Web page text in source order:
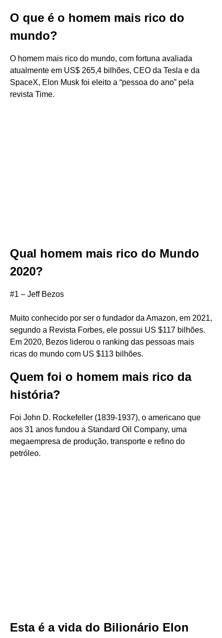
O que é o homem mais rico do
mundo?
O homem mais rico do mundo, com fortuna avaliada
atualmente em US$ 265,4 bilhões, CEO da Tesla e da
SpaceX, Elon Musk foi eleito a “pessoa do ano” pela
revista Time.
Qual homem mais rico do Mundo
2020?
#1 – Jeff Bezos
Muito conhecido por ser o fundador da Amazon, em 2021,
segundo a Revista Forbes, ele possui US $117 bilhões.
Em 2020, Bezos liderou o ranking das pessoas mais
ricas do mundo com US $113 bilhões.
Quem foi o homem mais rico da
história?
Foi John D. Rockefeller (1839-1937), o americano que
aos 31 anos fundou a Standard Oil Company, uma
megaempresa de produção, transporte e refino do
petróleo.
Esta é a vida do Bilionário Elon